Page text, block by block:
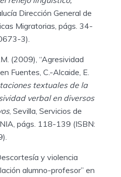
Dirección General de
Migratorias, págs. 34-
3).
(2009), “Agresividad
Fuentes, C.-Alcaide, E.
textuales de la
verbal en diversos
, Sevilla, Servicios de
págs. 118-139 (ISBN:
y violencia
alumno-profesor” en